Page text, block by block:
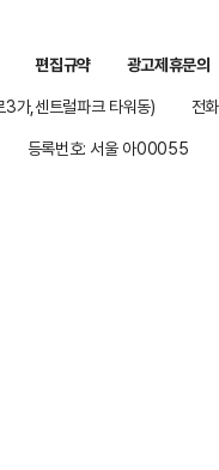
편집규약
광고제휴문의
가,센트럴파크 타워동)
전
등록번호: 서울 아00055